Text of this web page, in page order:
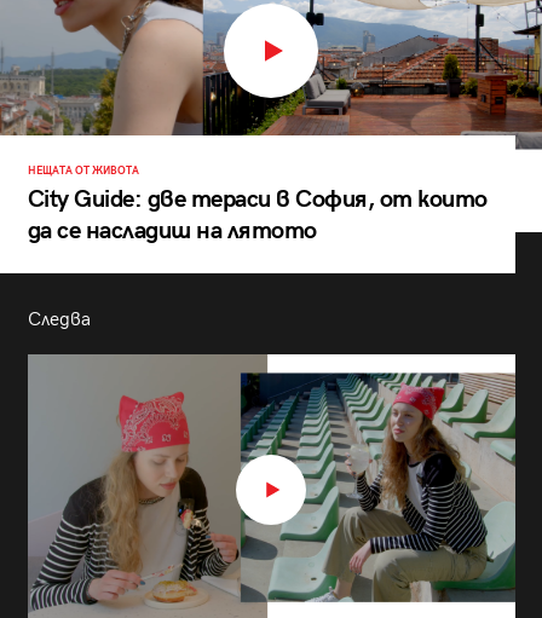
НЕЩАТА ОТ ЖИВОТА
City Guide: две тераси в София, от които
да се насладиш на лятото
Следва